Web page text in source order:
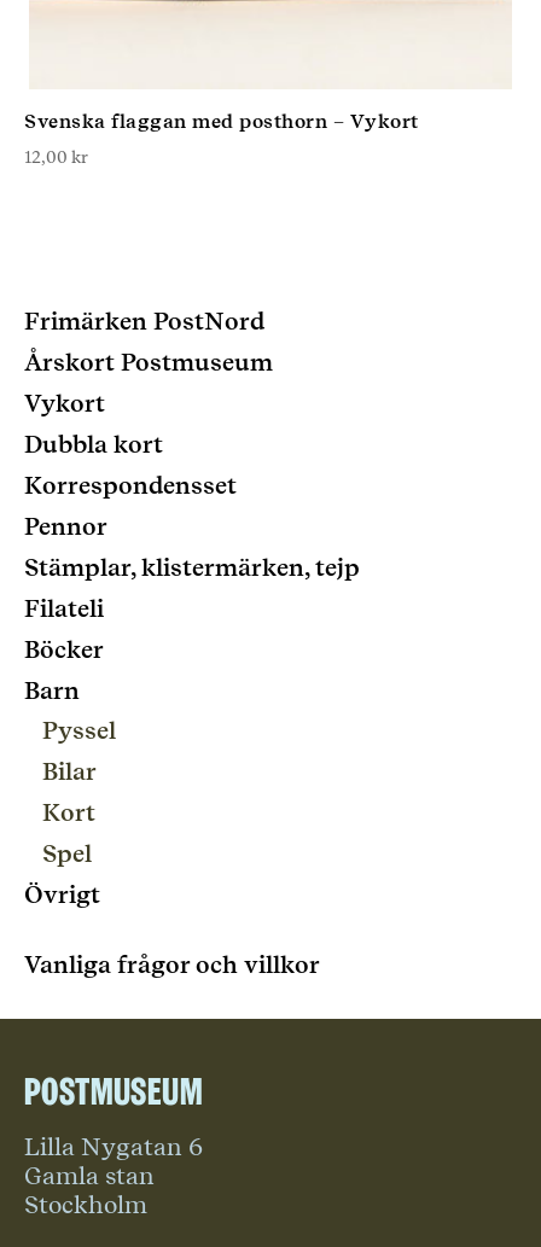
Svenska flaggan med posthorn – Vykort
12,00 kr
Frimärken PostNord
Årskort Postmuseum
Vykort
Dubbla kort
Korrespondensset
Pennor
Stämplar, klistermärken, tejp
Filateli
Böcker
Barn
Pyssel
Bilar
Kort
Spel
Övrigt
Vanliga frågor och villkor
Postmuseum
Lilla Nygatan 6
Gamla stan
Stockholm